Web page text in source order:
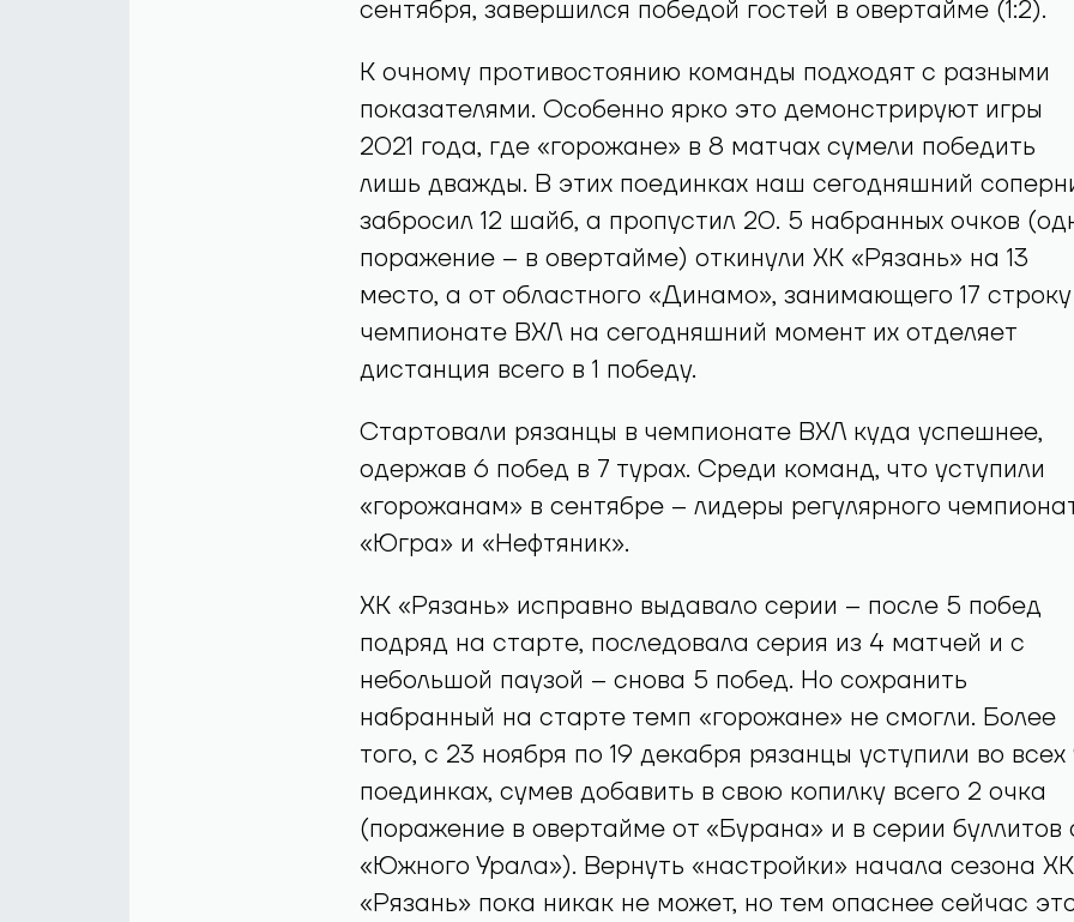
сентября, завершился победой гостей в овертайме (1:2).
К очному противостоянию команды подходят с разными
показателями. Особенно ярко это демонстрируют игры
2021 года, где «горожане» в 8 матчах сумели победить
лишь дважды. В этих поединках наш сегодняшний
забросил 12 шайб, а пропустил 20. 5 набранных очков
поражение – в овертайме) откинули ХК «Рязань» на 13
место, а от областного «Динамо», занимающего 17
чемпионате ВХЛ на сегодняшний момент их отделяет
дистанция всего в 1 победу.
Стартовали рязанцы в чемпионате ВХЛ куда успешнее,
одержав 6 побед в 7 турах. Среди команд, что уступили
«горожанам» в сентябре – лидеры регулярного
«Югра» и «Нефтяник».
ХК «Рязань» исправно выдавало серии – после 5 побед
подряд на старте, последовала серия из 4 матчей и с
небольшой паузой – снова 5 побед. Но сохранить
набранный на старте темп «горожане» не смогли. Более
того, с 23 ноября по 19 декабря рязанцы уступили во всех
поединках, сумев добавить в свою копилку всего 2 очка
(поражение в овертайме от «Бурана» и в серии буллитов
«Южного Урала»). Вернуть «настройки» начала сезона ХК
«Рязань» пока никак не может, но тем опаснее сейчас